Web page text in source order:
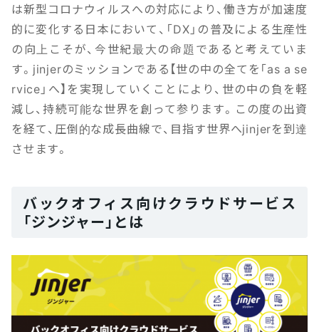
は新型コロナウィルスへの対応により、働き方が加速度
的に変化する日本において、「DX」の普及による生産性
の向上こそが、今世紀最大の命題であると考えていま
す。jinjerのミッションである【世の中の全てを「as a se
rvice」へ】を実現していくことにより、世の中の負を軽
減し、持続可能な世界を創って参ります。この度の出資
を経て、圧倒的な成長曲線で、目指す世界へjinjerを到達
させます。
バックオフィス向けクラウドサービス
「ジンジャー」とは